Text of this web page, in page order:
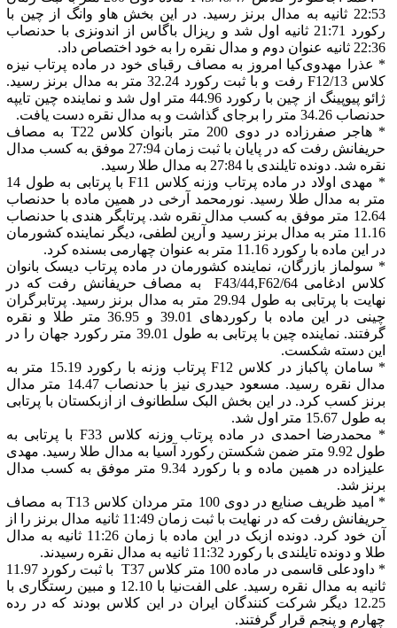
22:53 ثانیه به مدال برنز رسید. در این بخش هاو وانگ از چین با
رکورد 21:71 ثانیه اول شد و ریزال باگاس از اندونزی با حدنصاب
22:36 ثانیه عنوان دوم و مدال نقره را به خود اختصاص داد.
* عذرا مهدوی‌کیا امروز به مصاف رقبای خود در ماده پرتاب نیزه
کلاس F12/13 رفت و با ثبت رکورد 32.24 متر به مدال برنز رسید.
ژائو پیوپینگ از چین با رکورد 44.96 متر اول شد و نماینده چین تایپه
حدنصاب 34.26 متر را برجای گذاشت و به مدال نقره دست یافت.
* هاجر صفرزاده در دوی 200 متر بانوان کلاس T22 به مصاف
حریفانش رفت که در پایان با ثبت زمان 27:94 موفق به کسب مدال
نقره شد. دونده تایلندی با 27:84 به مدال طلا رسید.
* مهدی اولاد در ماده پرتاب وزنه کلاس F11 با پرتابی به طول 14
متر به مدال طلا رسید. نورمحمد آرخی در همین ماده با حدنصاب
12.64 متر موفق به کسب مدال نقره شد. پرتابگر هندی با حدنصاب
11.16 متر به مدال برنز رسید و آرین لطفی، دیگر نماینده کشورمان
در این ماده با رکورد 11.16 متر به عنوان چهارمی بسنده کرد.
* سولماز بازرگان، نماینده کشورمان در ماده پرتاب دیسک بانوان
کلاس ادغامی F43/44,F62/64 به مصاف حریفانش رفت که در
نهایت با پرتابی به طول 29.94 متر به مدال برنز رسید. پرتابرگران
چینی در این ماده با رکوردهای 39.01 و 36.95 متر طلا و نقره
گرفتند. نماینده چین با پرتابی به طول 39.01 متر رکورد جهان را در
این دسته شکست.
* سامان پاکباز در کلاس F12 پرتاب وزنه با رکورد 15.19 متر به
مدال نقره رسید. مسعود حیدری نیز با حدنصاب 14.47 متر مدال
برنز کسب کرد. در این بخش البک سلطانوف از ازبکستان با پرتابی
به طول 15.67 متر اول شد.
* محمدرضا احمدی در ماده پرتاب وزنه کلاس F33 با پرتابی به
طول 9.92 متر ضمن شکستن رکورد آسیا به مدال طلا رسید. مهدی
علیزاده در همین ماده و با رکورد 9.34 متر موفق به کسب مدال
برنز شد.
* امید ظریف صنایع در دوی 100 متر مردان کلاس T13 به مصاف
حریفانش رفت که در نهایت با ثبت زمان 11:49 ثانیه مدال برنز را از
آن خود کرد. دونده ازبک در این ماده با زمان 11:26 ثانیه به مدال
طلا و دونده تایلندی با رکورد 11:32 ثانیه به مدال نقره رسیدند.
* داودعلی قاسمی در ماده 100 متر کلاس T37 با ثبت رکورد 11.97
ثانیه به مدال نقره رسید. علی الفت‌نیا با 12.10 و مبین رستگاری با
12.25 دیگر شرکت کنندگان ایران در این کلاس بودند که در رده
چهارم و پنجم قرار گرفتند.